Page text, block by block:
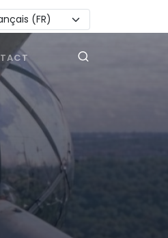
la langue :